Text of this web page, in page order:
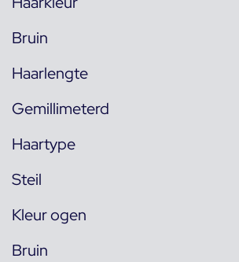
Bruin
Haarlengte
Gemillimeterd
Haartype
Steil
Kleur ogen
Bruin